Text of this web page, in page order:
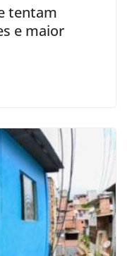
tentam
e maior